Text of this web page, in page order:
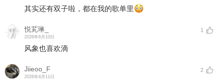
其实还有双子啦，都在我的歌单里
悦芄琳_
2026年6月10日
1
风象也喜欢滴
Jiieoo_F
2026年4月11日
2